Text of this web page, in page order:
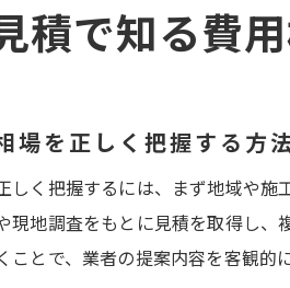
ア
積で知る費
場を正しく把握する方
しく把握するには、まず地域や施
現地調査をもとに見積を取得し
ことで、業者の提案内容を客観的